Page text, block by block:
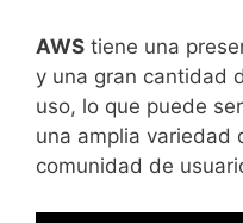
AWS tiene una
y una gran cantidad
uso, lo que puede
una amplia variedad
comunidad de